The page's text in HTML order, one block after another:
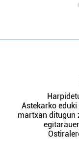
Astekarko
martxan ditugun